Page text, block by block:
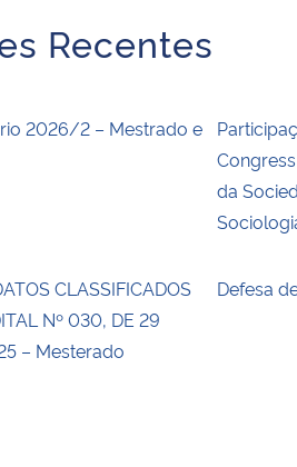
Recentes
2026/2 – Mestrado e
da
CLASSIFICADOS
Nº 030, DE 29
– Mesterado
Defesa